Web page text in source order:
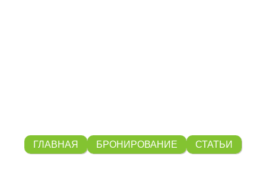
ГЛАВНАЯ БРОНИРОВАНИЕ СТАТЬИ